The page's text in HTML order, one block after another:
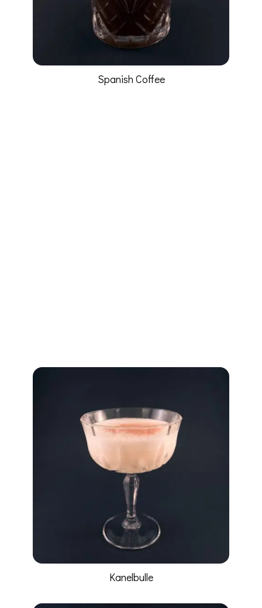
Spanish Coffee
Kanelbulle